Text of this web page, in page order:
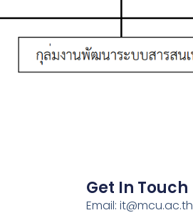
Get In Touch
Email: it@mcu.ac.th